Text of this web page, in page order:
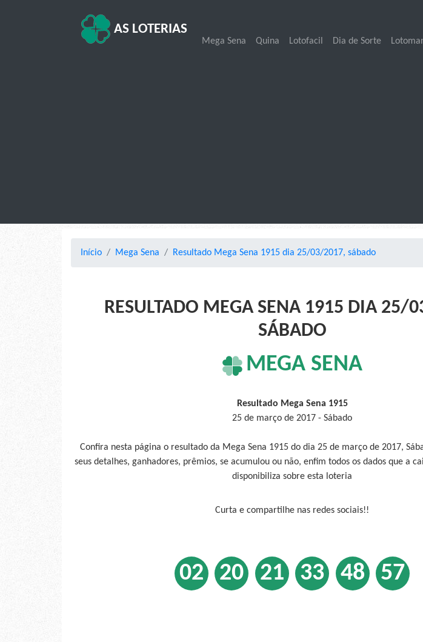
AS LOTERIAS
Mega Sena Quina Lotofacil Dia de Sorte
Início Mega Sena Resultado Mega Sena 1915 dia 25/03/2017, sábado
RESULTADO MEGA SENA 1915 DIA 25/
SÁBADO
MEGA SENA
Resultado Mega Sena 1915
25 de março de 2017 - Sábado
Confira nesta página o resultado da Mega Sena 1915 do dia 25 de março de 2017,
seus detalhes, ganhadores, prêmios, se acumulou ou não, enfim todos os dados que a
disponibiliza sobre esta loteria
Curta e compartilhe nas redes sociais!!
02 20 21 33 48 57